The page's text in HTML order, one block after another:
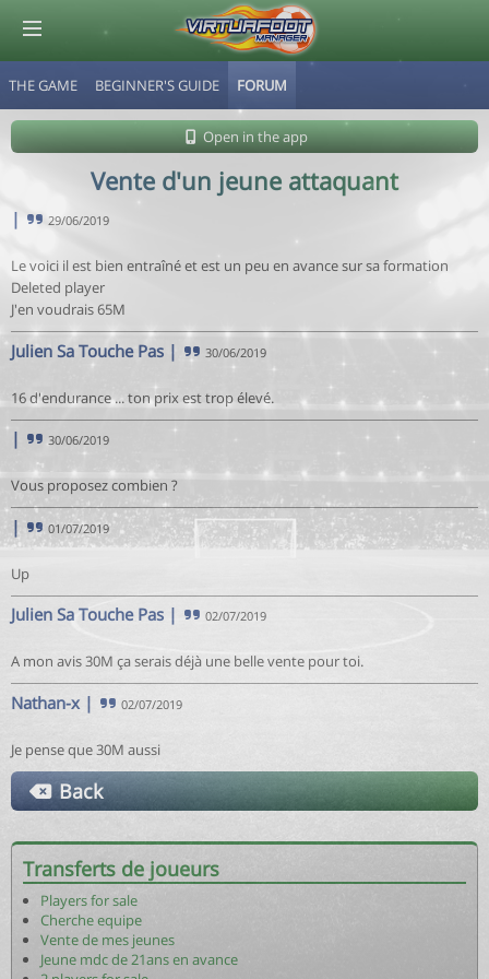
THE GAME BEGINNER'S GUIDE FORUM
Open in the app
Vente d'un jeune attaquant
| 29/06/2019
Le voici il est bien entraîné et est un peu en avance sur sa formation
Deleted player
J'en voudrais 65M
Julien Sa Touche Pas | 30/06/2019
16 d'endurance ... ton prix est trop élevé.
| 30/06/2019
Vous proposez combien ?
| 01/07/2019
Up
Julien Sa Touche Pas | 02/07/2019
A mon avis 30M ça serais déjà une belle vente pour toi.
Nathan-x | 02/07/2019
Je pense que 30M aussi
Back
Transferts de joueurs
Players for sale
Cherche equipe
Vente de mes jeunes
Jeune mdc de 21ans en avance
© Virtuafoot Manager by Aymeric Le Corre 202608060721